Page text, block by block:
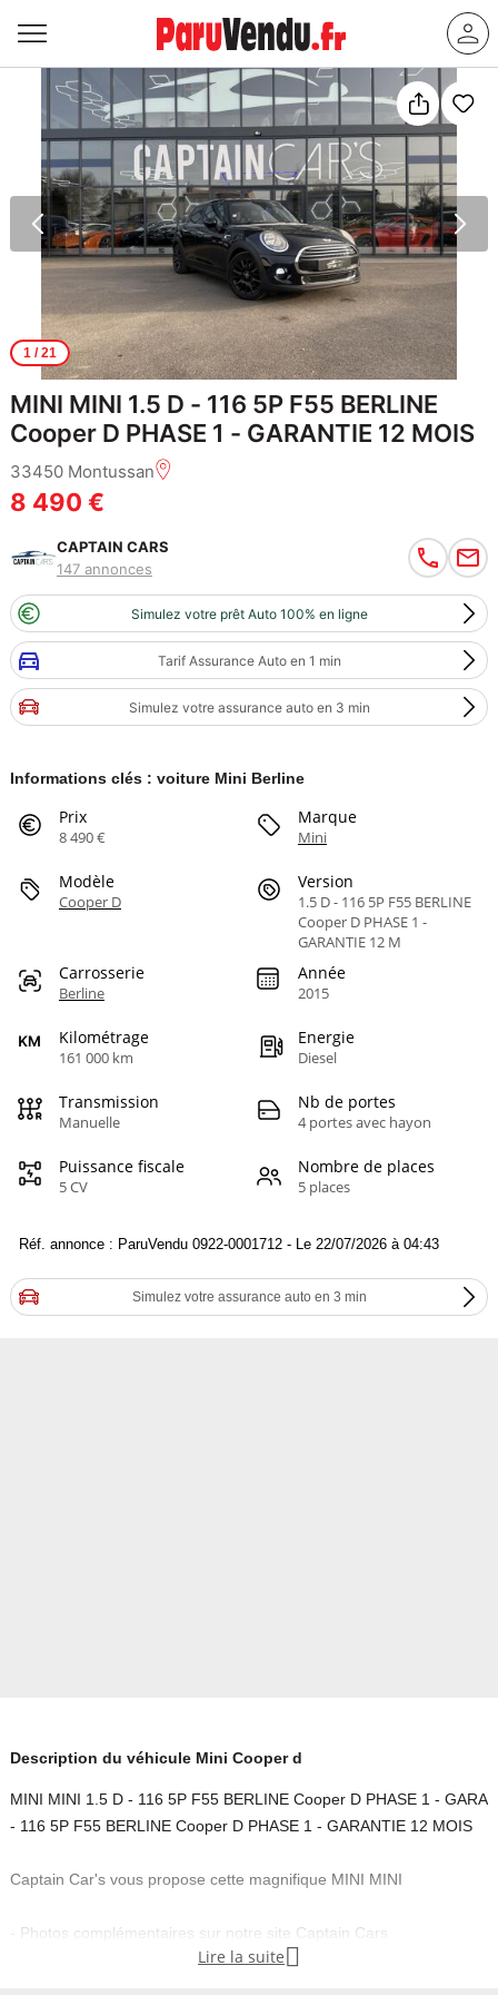
1/ 21
MINI MINI 1.5 D - 116 5P F55 BERLINE
Cooper D PHASE 1 - GARANTIE 12 MOIS
33450 Montussan
8 490 €
CAPTAIN CARS
147 annonces
Simulez votre prêt Auto 100% en ligne
Tarif Assurance Auto en 1 min
Simulez votre assurance auto en 3 min
Informations clés : voiture Mini Berline
Prix
8 490 €
Marque
Mini
Modèle
Cooper D
Version
1.5 D - 116 5P F55 BERLINE
Cooper D PHASE 1 -
GARANTIE 12 M
Carrosserie
Berline
Année
2015
Kilométrage
161 000 km
Energie
Diesel
Transmission
Manuelle
Nb de portes
4 portes avec hayon
Puissance fiscale
5 CV
Nombre de places
5 places
Réf. annonce : ParuVendu 0922-0001712 - Le 22/07/2026 à 04:43
Simulez votre assurance auto en 3 min
Description du véhicule Mini Cooper d
MINI MINI 1.5 D - 116 5P F55 BERLINE Cooper D PHASE 1 -
- 116 5P F55 BERLINE Cooper D PHASE 1 - GARANTIE 12 MOIS
Captain Car's vous propose cette magnifique MINI MINI
- Photos complémentaires sur notre site Captain Cars
Lire la suite 